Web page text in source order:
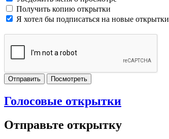
Получить копию открытки
Я хотел бы подписаться на новые открытки
Отправить Посмотреть
Голосовые открытки
Отправьте открытку